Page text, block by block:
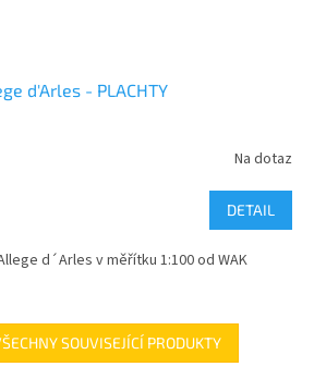
d'Arles - PLACHTY
Na dotaz
DETAIL
d´Arles v měřítku 1:100 od WAK
SOUVISEJÍCÍ PRODUKTY